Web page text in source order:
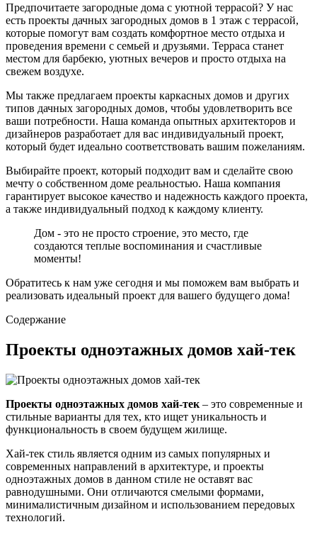
Предпочитаете загородные дома с уютной террасой? У нас
есть проекты дачных загородных домов в 1 этаж с террасой,
которые помогут вам создать комфортное место отдыха и
проведения времени с семьей и друзьями. Терраса станет
местом для барбекю, уютных вечеров и просто отдыха на
свежем воздухе.
Мы также предлагаем проекты каркасных домов и других
типов дачных загородных домов, чтобы удовлетворить все
ваши потребности. Наша команда опытных архитекторов и
дизайнеров разработает для вас индивидуальный проект,
который будет идеально соответствовать вашим пожеланиям.
Выбирайте проект, который подходит вам и сделайте свою
мечту о собственном доме реальностью. Наша компания
гарантирует высокое качество и надежность каждого проекта,
а также индивидуальный подход к каждому клиенту.
Дом - это не просто строение, это место, где
создаются теплые воспоминания и счастливые
моменты!
Обратитесь к нам уже сегодня и мы поможем вам выбрать и
реализовать идеальный проект для вашего будущего дома!
Содержание
Проекты одноэтажных домов хай-тек
Проекты одноэтажных домов хай-тек – это современные и
стильные варианты для тех, кто ищет уникальность и
функциональность в своем будущем жилище.
Хай-тек стиль является одним из самых популярных и
современных направлений в архитектуре, и проекты
одноэтажных домов в данном стиле не оставят вас
равнодушными. Они отличаются смелыми формами,
минималистичным дизайном и использованием передовых
технологий.